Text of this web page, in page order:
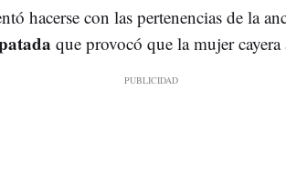
hacerse con las pertenencias de la
que provocó que la mujer cayera